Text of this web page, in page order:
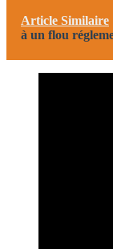
Article Similaire
à un flou